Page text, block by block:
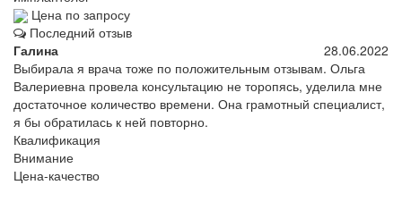
Цена по запросу
Последний отзыв
Галина
28.06.2022
Выбирала я врача тоже по положительным отзывам. Ольга
Валериевна провела консультацию не торопясь, уделила мне
достаточное количество времени. Она грамотный специалист,
я бы обратилась к ней повторно.
Квалификация
Внимание
Цена-качество